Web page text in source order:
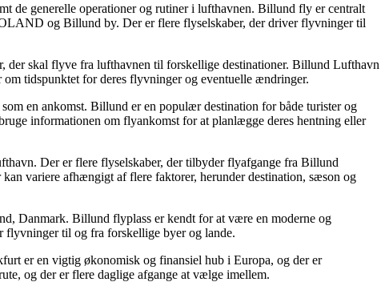
de generelle operationer og rutiner i lufthavnen. Billund fly er centralt
og Billund by. Der er flere flyselskaber, der driver flyvninger til
skal flyve fra lufthavnen til forskellige destinationer. Billund Lufthavn
tidspunktet for deres flyvninger og eventuelle ændringer.
en ankomst. Billund er en populær destination for både turister og
informationen om flyankomst for at planlægge deres hentning eller
Der er flere flyselskaber, der tilbyder flyafgange fra Billund
variere afhængigt af flere faktorer, herunder destination, sæson og
Danmark. Billund flyplass er kendt for at være en moderne og
flyvninger til og fra forskellige byer og lande.
er en vigtig økonomisk og finansiel hub i Europa, og der er
og der er flere daglige afgange at vælge imellem.